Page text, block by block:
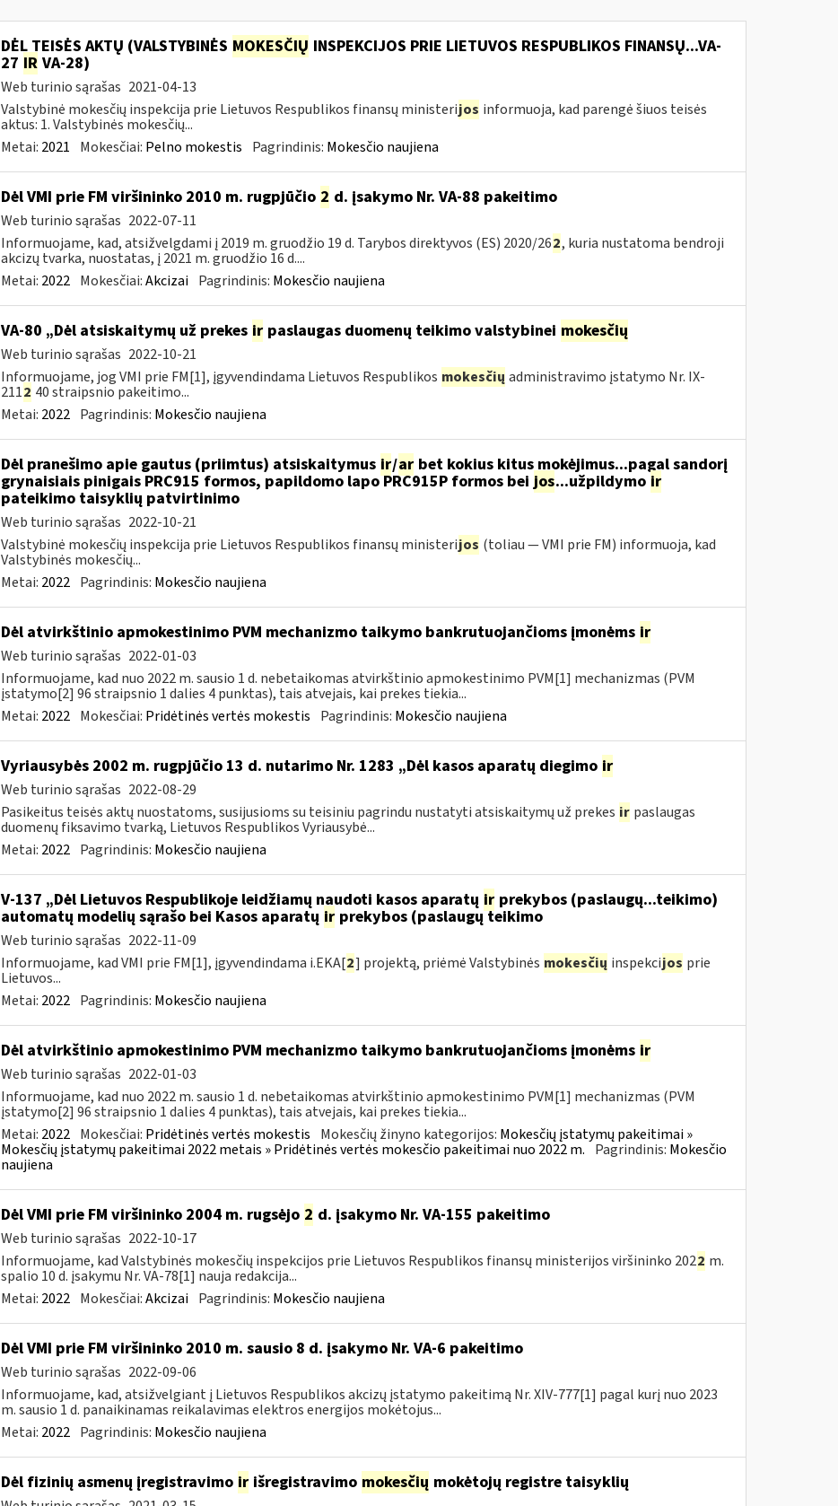
DĖL TEISĖS AKTŲ (VALSTYBINĖS MOKESČIŲ INSPEKCIJOS PRIE LIETUVOS RESPUBLIKOS FINANSŲ...VA-
27 IR VA-28)
Web turinio sąrašas 2021-04-13
Valstybinė mokesčių inspekcija prie Lietuvos Respublikos finansų ministerijos informuoja, kad parengė šiuos teisės
aktus: 1. Valstybinės mokesčių...
Metai: 2021 Mokesčiai: Pelno mokestis Pagrindinis: Mokesčio naujiena
Dėl VMI prie FM viršininko 2010 m. rugpjūčio 2 d. įsakymo Nr. VA-88 pakeitimo
Web turinio sąrašas 2022-07-11
Informuojame, kad, atsižvelgdami į 2019 m. gruodžio 19 d. Tarybos direktyvos (ES) 2020/262, kuria nustatoma bendroji
akcizų tvarka, nuostatas, į 2021 m. gruodžio 16 d....
Metai: 2022 Mokesčiai:Akcizai Pagrindinis: Mokesčio naujiena
VA-80 „Dėl atsiskaitymų už prekes irpaslaugas duomenų teikimo valstybinei mokesčių
Web turinio sąrašas 2022-10-21
Informuojame, jog VMI prie FM[1], įgyvendindama Lietuvos Respublikos mokesčių administravimo įstatymo Nr. IX-
2112 40 straipsnio pakeitimo...
Metai: 2022 Pagrindinis: Mokesčio naujiena
Dėl pranešimo apie gautus (priimtus) atsiskaitymus ir/arbet kokius kitus mokėjimus...pagal sandorį
grynaisiais pinigais PRC915 formos, papildomo lapo PRC915P formos bei jos...užpildymo ir
pateikimo taisyklių patvirtinimo
Web turinio sąrašas 2022-10-21
Valstybinė mokesčių inspekcija prie Lietuvos Respublikos finansų ministerijos (toliau ― VMI prie FM) informuoja, kad
Valstybinės mokesčių...
Metai: 2022 Pagrindinis: Mokesčio naujiena
Dėl atvirkštinio apmokestinimo PVM mechanizmo taikymo bankrutuojančioms įmonėms ir
Web turinio sąrašas 2022-01-03
Informuojame, kad nuo 2022 m. sausio 1 d. nebetaikomas atvirkštinio apmokestinimo PVM[1] mechanizmas (PVM
įstatymo[2] 96 straipsnio 1 dalies 4 punktas), tais atvejais, kai prekes tiekia...
Metai: 2022 Mokesčiai: Pridėtinės vertės mokestis Pagrindinis: Mokesčio naujiena
Vyriausybės 2002 m. rugpjūčio 13 d. nutarimo Nr. 1283 „Dėl kasos aparatų diegimo ir
Web turinio sąrašas 2022-08-29
Pasikeitus teisės aktų nuostatoms, susijusioms su teisiniu pagrindu nustatyti atsiskaitymų už prekes ir paslaugas
duomenų fiksavimo tvarką, Lietuvos Respublikos Vyriausybė...
Metai: 2022 Pagrindinis: Mokesčio naujiena
V-137 „Dėl Lietuvos Respublikoje leidžiamų naudoti kasos aparatų irprekybos (paslaugų...teikimo)
automatų modelių sąrašo bei Kasos aparatų irprekybos (paslaugų teikimo
Web turinio sąrašas 2022-11-09
Informuojame, kad VMI prie FM[1], įgyvendindama i.EKA[2] projektą, priėmė Valstybinės mokesčių inspekcijos prie
Lietuvos...
Metai: 2022 Pagrindinis: Mokesčio naujiena
Dėl atvirkštinio apmokestinimo PVM mechanizmo taikymo bankrutuojančioms įmonėms ir
Web turinio sąrašas 2022-01-03
Informuojame, kad nuo 2022 m. sausio 1 d. nebetaikomas atvirkštinio apmokestinimo PVM[1] mechanizmas (PVM
įstatymo[2] 96 straipsnio 1 dalies 4 punktas), tais atvejais, kai prekes tiekia...
Metai: 2022 Mokesčiai: Pridėtinės vertės mokestis Mokesčių žinyno kategorijos: Mokesčių įstatymų pakeitimai »
Mokesčių įstatymų pakeitimai 2022 metais » Pridėtinės vertės mokesčio pakeitimai nuo 2022 m. Pagrindinis: Mokesčio
naujiena
Dėl VMI prie FM viršininko 2004 m. rugsėjo 2 d. įsakymo Nr. VA-155 pakeitimo
Web turinio sąrašas 2022-10-17
Informuojame, kad Valstybinės mokesčių inspekcijos prie Lietuvos Respublikos finansų ministerijos viršininko 2022 m.
spalio 10 d. įsakymu Nr. VA-78[1] nauja redakcija...
Metai: 2022 Mokesčiai:Akcizai Pagrindinis: Mokesčio naujiena
Dėl VMI prie FM viršininko 2010 m. sausio 8 d. įsakymo Nr. VA-6 pakeitimo
Web turinio sąrašas 2022-09-06
Informuojame, kad, atsižvelgiant į Lietuvos Respublikos akcizų įstatymo pakeitimą Nr. XIV-777[1] pagal kurį nuo 2023
m. sausio 1 d. panaikinamas reikalavimas elektros energijos mokėtojus...
Metai: 2022 Pagrindinis: Mokesčio naujiena
Dėl fizinių asmenų įregistravimo irišregistravimo mokesčių mokėtojų registre taisyklių